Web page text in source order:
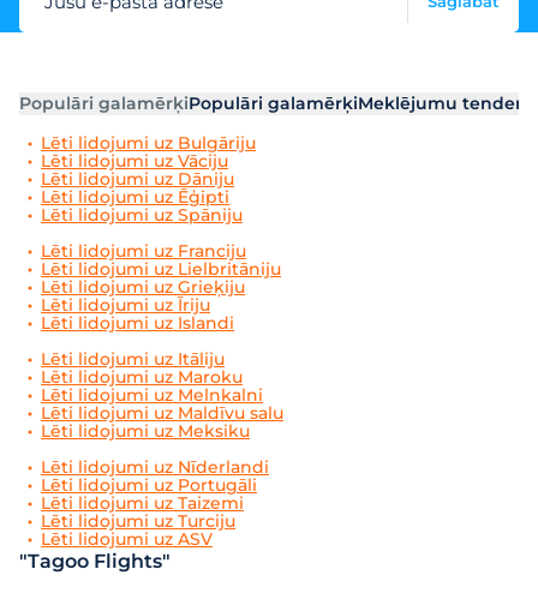
Populāri galamērķiPopulāri galamērķiMeklējumu
Lēti lidojumi uz Bulgāriju
Lēti lidojumi uz Vāciju
Lēti lidojumi uz Dāniju
Lēti lidojumi uz Ēģipti
Lēti lidojumi uz Spāniju
Lēti lidojumi uz Franciju
Lēti lidojumi uz Lielbritāniju
Lēti lidojumi uz Grieķiju
Lēti lidojumi uz Īriju
Lēti lidojumi uz Islandi
Lēti lidojumi uz Itāliju
Lēti lidojumi uz Maroku
Lēti lidojumi uz Melnkalni
Lēti lidojumi uz Maldīvu salu
Lēti lidojumi uz Meksiku
Lēti lidojumi uz Nīderlandi
Lēti lidojumi uz Portugāli
Lēti lidojumi uz Taizemi
Lēti lidojumi uz Turciju
Lēti lidojumi uz ASV
"Tagoo Flights"